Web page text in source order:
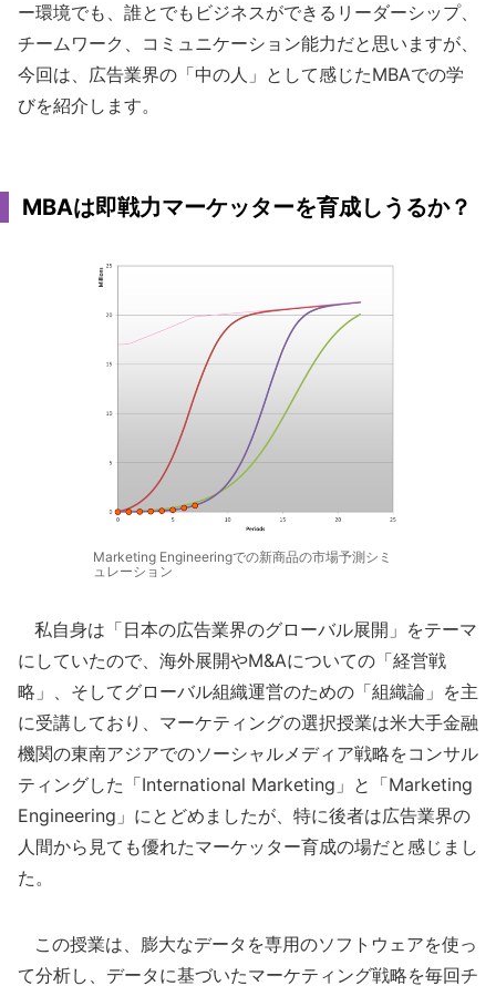
ー環境でも、誰とでもビジネスができるリーダーシップ、
チームワーク、コミュニケーション能力だと思いますが、
今回は、広告業界の「中の人」として感じたMBAでの学
びを紹介します。
MBAは即戦力マーケッターを育成しうるか？
Marketing Engineeringでの新商品の市場予測シミ
ュレーション
私自身は「日本の広告業界のグローバル展開」をテーマ
にしていたので、海外展開やM&Aについての「経営戦
略」、そしてグローバル組織運営のための「組織論」を主
に受講しており、マーケティングの選択授業は米大手金融
機関の東南アジアでのソーシャルメディア戦略をコンサル
ティングした「International Marketing」と「Marketing
Engineering」にとどめましたが、特に後者は広告業界の
人間から見ても優れたマーケッター育成の場だと感じまし
た。
この授業は、膨大なデータを専用のソフトウェアを使っ
て分析し、データに基づいたマーケティング戦略を毎回チ